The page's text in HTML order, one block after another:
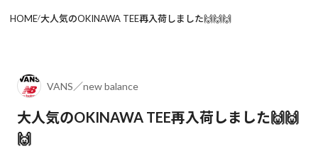
HOME/大人気のOKINAWA TEE再入荷しました🙌🙌🙌
VANS／new balance
大人気のOKINAWA TEE再入荷しました🙌🙌
🙌